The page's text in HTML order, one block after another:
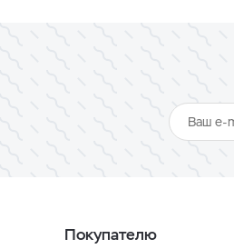
Покупателю